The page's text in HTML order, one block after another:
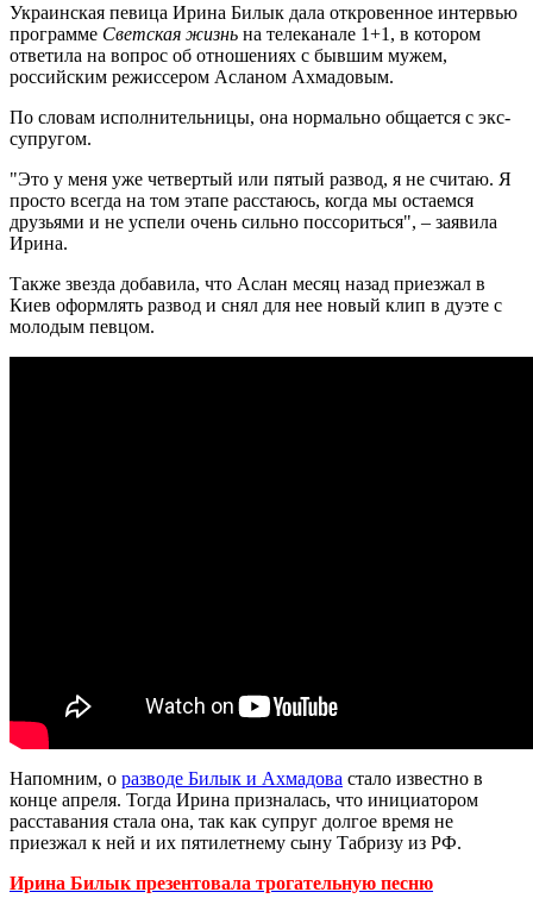
Украинская певица Ирина Билык дала откровенное интервью
программе Светская жизнь на телеканале 1+1, в котором
ответила на вопрос об отношениях с бывшим мужем,
российским режиссером Асланом Ахмадовым.
По словам исполнительницы, она нормально общается с экс-
супругом.
"Это у меня уже четвертый или пятый развод, я не считаю. Я
просто всегда на том этапе расстаюсь, когда мы остаемся
друзьями и не успели очень сильно поссориться", – заявила
Ирина.
Также звезда добавила, что Аслан месяц назад приезжал в
Киев оформлять развод и снял для нее новый клип в дуэте с
молодым певцом.
Напомним, о разводе Билык и Ахмадова стало известно в
конце апреля. Тогда Ирина призналась, что инициатором
расставания стала она, так как супруг долгое время не
приезжал к ней и их пятилетнему сыну Табризу из РФ.
Ирина Билык презентовала трогательную песню